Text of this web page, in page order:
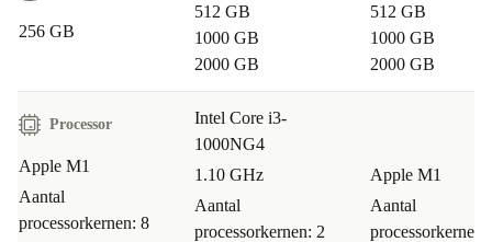
256 GB
512 GB
1000 GB
2000 GB
512 GB
1000 GB
2000 GB
Processor
Apple M1
Aantal
processorkernen: 8
Intel Core i3-
1000NG4
1.10 GHz
Aantal
processorkernen: 2
Apple M1
Aantal
processorkernen: